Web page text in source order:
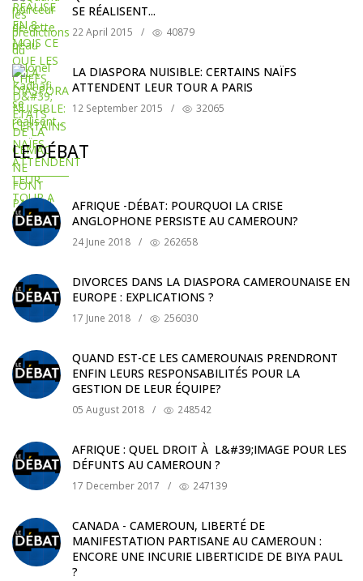
SE RÉALISENT...
22 April 2015 / 40879
LA DIASPORA NUISIBLE: CERTAINS NAÏFS
ATTENDENT LEUR TOUR A PARIS
12 September 2015 / 32065
LE DÉBAT
AFRIQUE -DÉBAT: POURQUOI LA CRISE
ANGLOPHONE PERSISTE AU CAMEROUN?
24 June 2018 / 262658
DIVORCES DANS LA DIASPORA CAMEROUNAISE EN
EUROPE : EXPLICATIONS ?
17 June 2018 / 256030
QUAND EST-CE LES CAMEROUNAIS PRENDRONT
ENFIN LEURS RESPONSABILITÉS POUR LA
GESTION DE LEUR ÉQUIPE?
05 August 2018 / 248542
AFRIQUE : QUEL DROIT À L&#39;IMAGE POUR LES
DÉFUNTS AU CAMEROUN ?
17 December 2017 / 247139
CANADA - CAMEROUN, LIBERTÉ DE
MANIFESTATION PARTISANE AU CAMEROUN :
ENCORE UNE INCURIE LIBERTICIDE DE BIYA PAUL
?